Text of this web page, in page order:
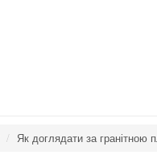
/ Як доглядати за гранітною